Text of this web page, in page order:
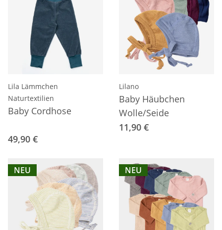
Lila Lämmchen
Naturtextilien
Baby Cordhose
49,90 €
Lilano
Baby Häubchen
Wolle/Seide
11,90 €
NEU NEU